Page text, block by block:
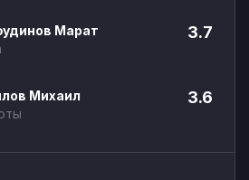
Марат
3.7
Михаил
3.6